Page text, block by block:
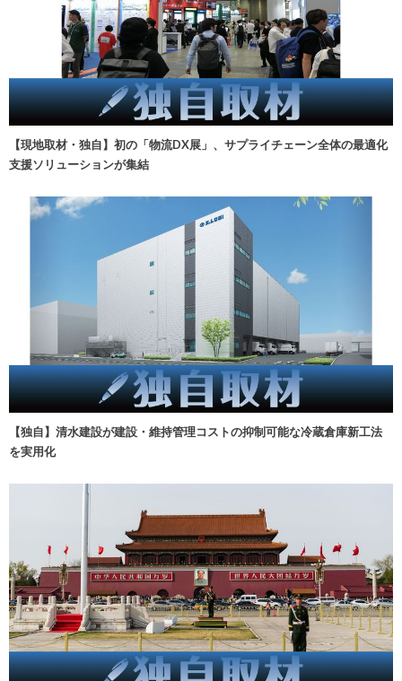
【現地取材・独自】初の「物流DX展」、サプライチェーン全体の最適化
支援ソリューションが集結
【独自】清水建設が建設・維持管理コストの抑制可能な冷蔵倉庫新工法
を実用化